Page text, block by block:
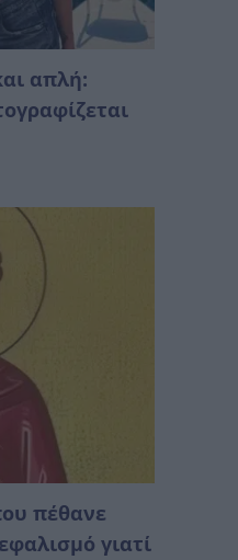
απλή:
πέθανε
γιατί